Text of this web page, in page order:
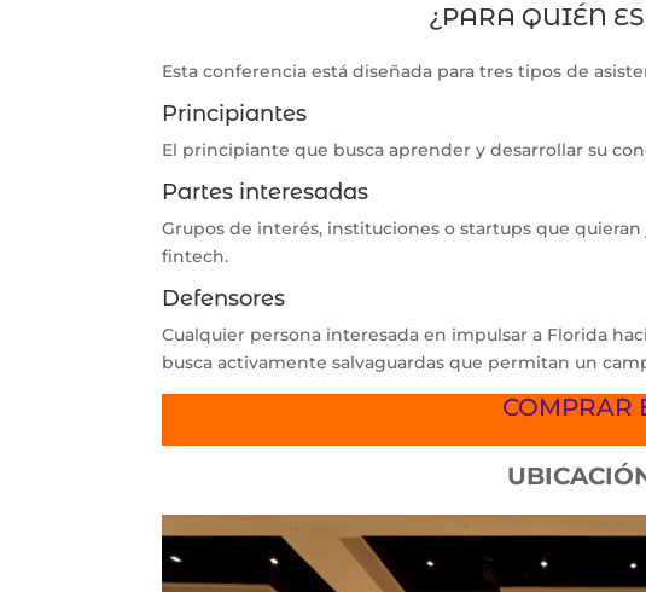
¿PARA QUIÉN
Esta conferencia está diseñada para tres tipos de
Principiantes
El principiante que busca aprender y desarrollar su
Partes interesadas
Grupos de interés, instituciones o startups que
fintech.
Defensores
Cualquier persona interesada en impulsar a Florida
busca activamente salvaguardas que permitan un
COMPRAR